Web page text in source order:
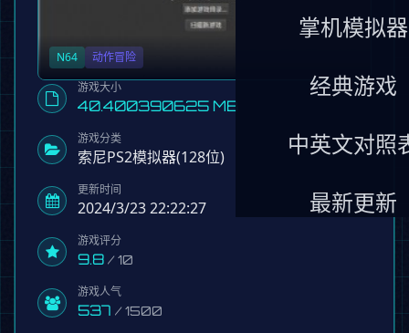
掌机模拟器
经典游戏
中英文对照
最新更新
N64
动作冒险
游戏大小
40.400390625 MB
游戏分类
索尼PS2模拟器(128位)
更新时间
2024/3/23 22:22:27
游戏评分
9.8 / 10
游戏人气
537 / 1500